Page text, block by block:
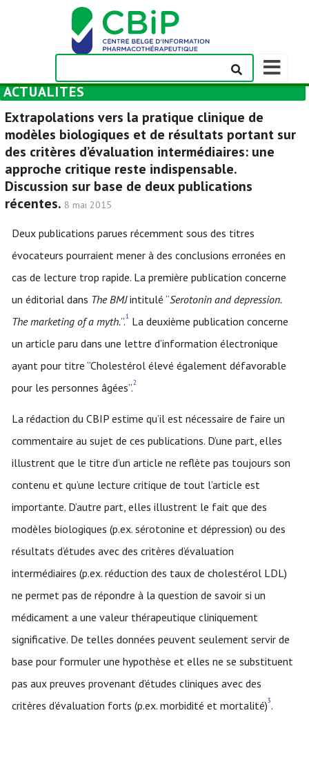
Afficher/
la
ACTUALITÉS
Extrapolations vers la pratique clinique de
modèles biologiques et de résultats portant sur
des critères d’évaluation intermédiaires: une
approche critique reste indispensable.
Discussion sur base de deux publications
récentes. 8 mai 2015
Deux publications parues récemment sous des titres
évocateurs pourraient mener à des conclusions erronées en
cas de lecture trop rapide. La première publication concerne
un éditorial dans The BMJintitulé “Serotonin and depression.
The marketing of a myth.”.1
La deuxième publication concerne
un article paru dans une lettre d’information électronique
ayant pour titre “Cholestérol élevé également défavorable
pour les personnes âgées”.2
La rédaction du CBIP estime qu’il est nécessaire de faire un
commentaire au sujet de ces publications. D’une part, elles
illustrent que le titre d’un article ne reflète pas toujours son
contenu et qu’une lecture critique de tout l’article est
importante. D’autre part, elles illustrent le fait que des
modèles biologiques (p.ex. sérotonine et dépression) ou des
résultats d’études avec des critères d’évaluation
intermédiaires (p.ex. réduction des taux de cholestérol LDL)
ne permet pas de répondre à la question de savoir si un
médicament a une valeur thérapeutique cliniquement
significative. De telles données peuvent seulement servir de
base pour formuler une hypothèse et elles ne se substituent
pas aux preuves provenant d’études cliniques avec des
critères d’évaluation forts (p.ex. morbidité et mortalité)3.